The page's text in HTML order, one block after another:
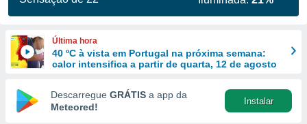
a este
das
e
forma
digital
Última hora
40 ºC à vista em Portugal na próxima semana:
calor intensifica a partir de quarta, 12 de agosto
Descarregue GRÁTIS a app da
Meteored!
Instalar